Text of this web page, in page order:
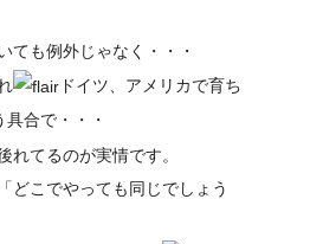
ても例外じゃなく・・・
ドイツ、アメリカで育ち
合で・・・
れてるのが実情です。
どこでやっても同じでしょう